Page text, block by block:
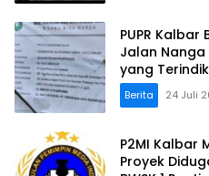
PUPR
Jalan
yang
Berita 24 Juli
P2MI Kalbar
Proyek